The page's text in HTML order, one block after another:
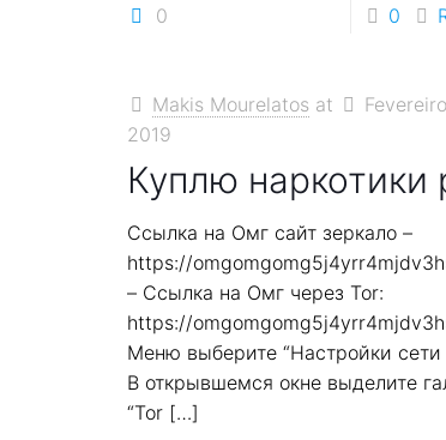
0 0
Makis Mourelatos at
2019
Куплю наркотики
Ссылка на Омг сайт зеркало –
https://
– Ссылка на Омг через Tor:
https://
Меню выберите “Настройки сети
В открывшемся окне выделите
“Tor[…]